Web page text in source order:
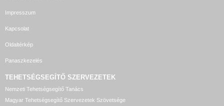
Impresszum
Kapcsolat
Oldaltérkép
Panaszkezelés
TEHETSÉGSEGÍTŐ SZERVEZETEK
Nemzeti Tehetségsegítő Tanács
Magyar Tehetségsegítő Szervezetek Szövetsége